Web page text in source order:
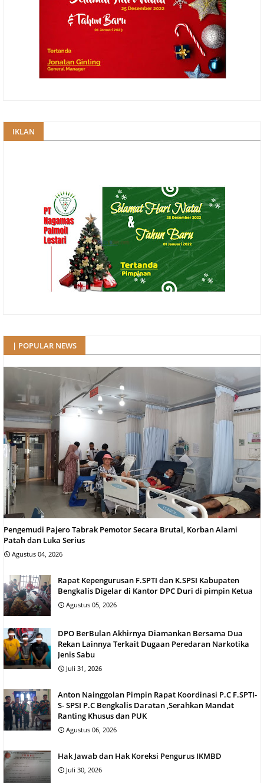
IKLAN
| POPULAR NEWS
Pengemudi Pajero Tabrak Pemotor Secara Brutal, Korban Alami
Patah dan Luka Serius
Agustus 04, 2026
Rapat Kepengurusan F.SPTI dan K.SPSI Kabupaten
Bengkalis Digelar di Kantor DPC Duri di pimpin Ketua
Agustus 05, 2026
DPO BerBulan Akhirnya Diamankan Bersama Dua
Rekan Lainnya Terkait Dugaan Peredaran Narkotika
Jenis Sabu
Juli 31, 2026
Anton Nainggolan Pimpin Rapat Koordinasi P.C F.SPTI-
S- SPSI P.C Bengkalis Daratan ,Serahkan Mandat
Ranting Khusus dan PUK
Agustus 06, 2026
Hak Jawab dan Hak Koreksi Pengurus IKMBD
Juli 30, 2026